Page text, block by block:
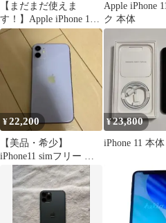
【まだまだ使えま
す！】Apple iPhone 11
パープル 本体
Apple iPhone
ク 本体
¥22,200
【美品・希少】
iPhone11 simフリー 海
外版 64G
¥23,800
iPhone 11 本体